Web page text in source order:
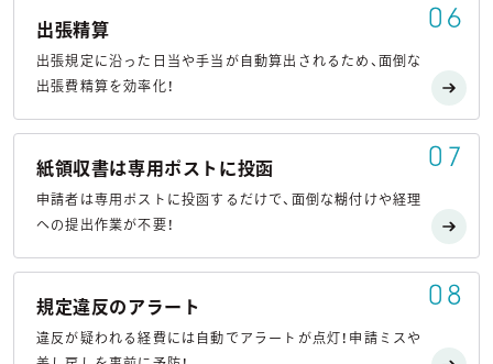
出張精算
出張規定に沿った日当や手当が自動算出されるため、面倒な
出張費精算を効率化！
06
紙領収書は専用ポストに投函
申請者は専用ポストに投函するだけで、面倒な糊付けや経理
への提出作業が不要！
07
規定違反のアラート
違反が疑われる経費には自動でアラートが点灯！申請ミスや
08